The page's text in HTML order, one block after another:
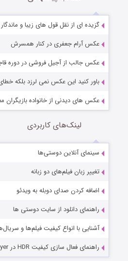
گزیده ای از نقل قول های زیبا و ماندگار
عکس آرام جعفری در كنار همسرش
عکس جالب از آجیل فروشی در دوره
باور کنید این عکس نمی لرزد بلکه
عکس های دیدنی از خانواده بازیگران
لینک‌های کاربردی
سینمای آنلاین دوستی‌ها
تغییر زبان فیلم‌های دو زبانه
اضافه کردن صدای دوبله به ویدئو
راهنمای دانلود از سایت دوستی ها
آشنایی با انواع کیفیت فیلم‌ها و
راهنمای فعال سازی کیفیت HDR در PotPlayer